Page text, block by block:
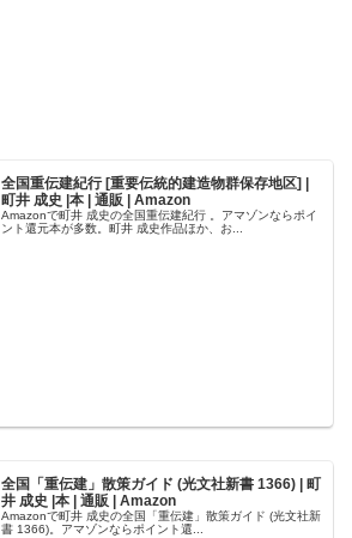
全国重伝建紀行 [重要伝統的建造物群保存地区] |
町井 成史 |本 | 通販 | Amazon
Amazonで町井 成史の全国重伝建紀行 。アマゾンならポイ
ント還元本が多数。町井 成史作品ほか、お...
全国「重伝建」散策ガイド (光文社新書 1366) | 町
井 成史 |本 | 通販 | Amazon
Amazonで町井 成史の全国「重伝建」散策ガイド (光文社新
書 1366)。アマゾンならポイント還...